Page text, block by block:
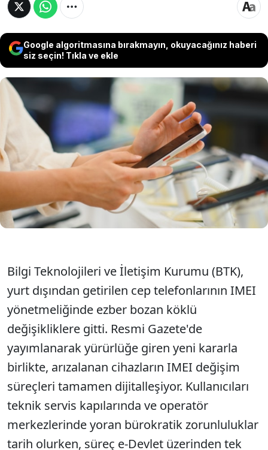
Google algoritmasına bırakmayın, okuyacağınız haberi
siz seçin! Tıkla ve ekle
Yurt dışından telefon getirenleri ilgilendiren bir
düzenlemeye gidildi. BTK, IMEI yönetmeliğinde
ezber bozan değişikliklere gitti. Resmi Gazete'de
yayımlanan yeni kararla birlikte, arızalanan
cihazların IMEI değişimi e-Devlet üzerinden
kolayca yapılacak ve bürokratik zorunluluklar
tarih olacak. İşte yeni dönemin tüm detayları...
Bilgi Teknolojileri ve İletişim Kurumu (BTK),
yurt dışından getirilen cep telefonlarının IMEI
yönetmeliğinde ezber bozan köklü
değişikliklere gitti. Resmi Gazete'de
yayımlanarak yürürlüğe giren yeni kararla
birlikte, arızalanan cihazların IMEI değişim
süreçleri tamamen dijitalleşiyor. Kullanıcıları
teknik servis kapılarında ve operatör
merkezlerinde yoran bürokratik zorunluluklar
tarih olurken, süreç e-Devlet üzerinden tek